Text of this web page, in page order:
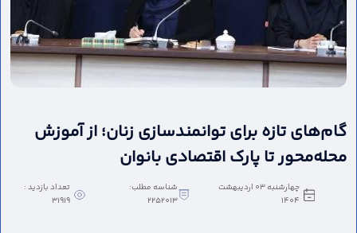
گام‌های تازه برای توانمندسازی زنان؛ از آموزش
محله‌محور تا پارک اقتصادی بانوان
چهارشنبه 03 اردیبهشت
1404
شناسه مطلب:
2252013
تعداد بازدید :
31919